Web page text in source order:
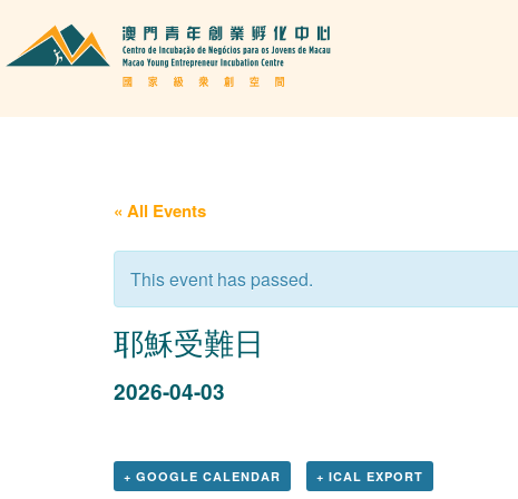
« All Events
This event has passed.
耶穌受難日
2026-04-03
+ GOOGLE CALENDAR + ICAL EXPORT